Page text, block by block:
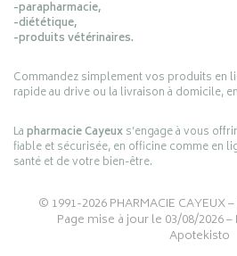
-parapharmacie,
-diététique,
-produits vétérinaires.
Commandez simplement vos produits en
rapide au drive ou la livraison à domicile,
Lapharmacie Cayeuxs’engage à vous
fiable et sécurisée, en officine comme en
santé et de votre bien-être.
© 1991-2026PHARMACIE CAYEUX–
Page mise à jour le 03/08/2026 –
Apotekisto